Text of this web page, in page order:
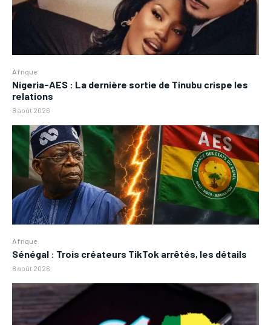
Afrique
Nigeria-AES : La dernière sortie de Tinubu crispe les
relations
8 août 2026
Afrique
Sénégal : Trois créateurs TikTok arrêtés, les détails
8 août 2026